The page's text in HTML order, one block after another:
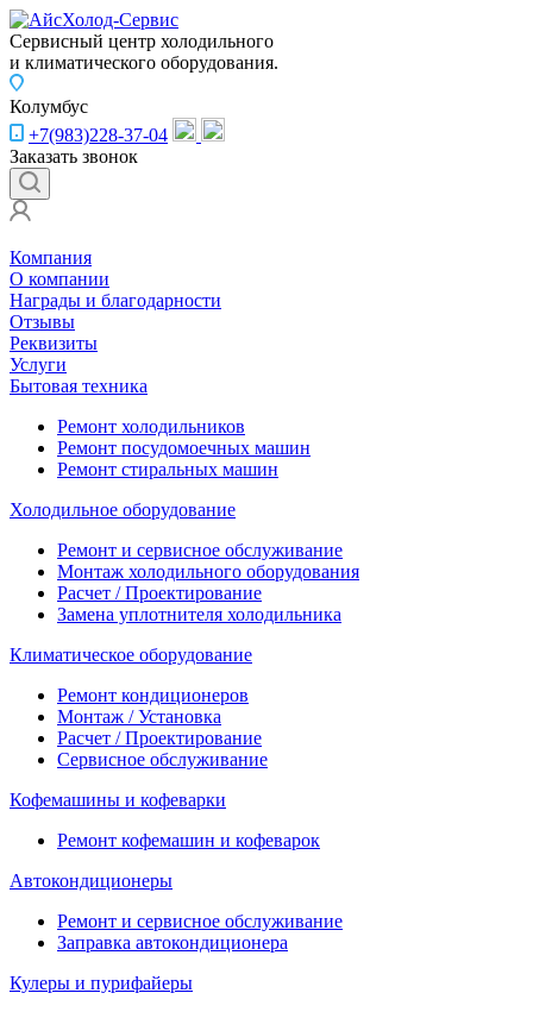
Сервисный центр холодильного
и климатического оборудования.
Колумбус
+7(983)228-37-04
Заказать звонок
Компания
О компании
Награды и благодарности
Отзывы
Реквизиты
Услуги
Бытовая техника
Ремонт холодильников
Ремонт посудомоечных машин
Ремонт стиральных машин
Холодильное оборудование
Ремонт и сервисное обслуживание
Монтаж холодильного оборудования
Расчет / Проектирование
Замена уплотнителя холодильника
Климатическое оборудование
Ремонт кондиционеров
Монтаж / Установка
Расчет / Проектирование
Сервисное обслуживание
Кофемашины и кофеварки
Ремонт кофемашин и кофеварок
Автокондиционеры
Ремонт и сервисное обслуживание
Заправка автокондиционера
Кулеры и пурифайеры